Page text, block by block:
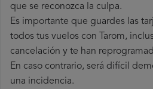
que se reconozca la culpa.
Es importante que guardes las
todos tus vuelos con Tarom,
cancelación y te han
En caso contrario, será difícil
una incidencia.